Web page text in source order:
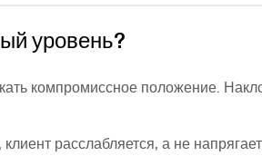
уровень?
компромиссное положение.
расслабляется, а не